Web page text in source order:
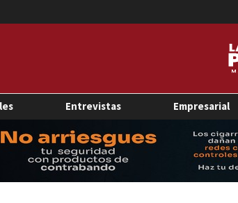
Entrevistas Empresarial